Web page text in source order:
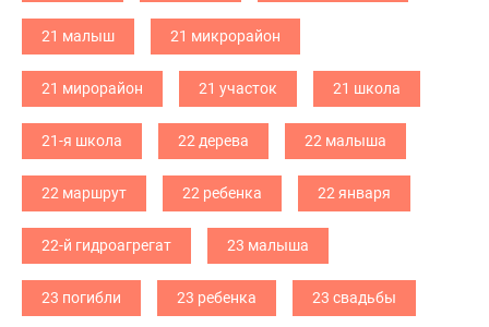
21 малыш 21 микрорайон
21 мирорайон 21 участок 21 школа
21-я школа 22 дерева 22 малыша
22 маршрут 22 ребенка 22 января
22-й гидроагрегат 23 малыша
23 погибли 23 ребенка 23 свадьбы